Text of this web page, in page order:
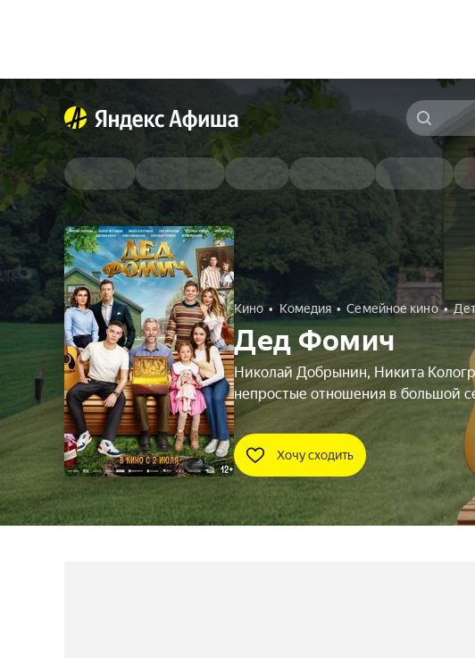
Кино Комедия Семейное кино
Дед Фомич
Николай Добрынин, Никита
непростые отношения в большой
Хочу сходить